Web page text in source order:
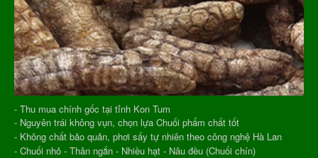
- Thu mua chính gốc tại tỉnh Kon Tum
- Nguyên trái không vụn, chọn lựa Chuối phẩm chất tốt
- Không chất bảo quản, phơi sấy tự nhiên theo công nghệ Hà Lan
- Chuối nhỏ - Thân ngắn - Nhiều hạt - Nâu đều (Chuối chín)